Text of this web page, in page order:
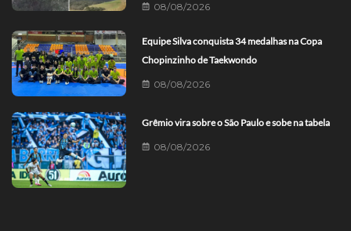
08/08/2026
Equipe Silva conquista 34 medalhas na Copa
Chopinzinho de Taekwondo
08/08/2026
Grêmio vira sobre o São Paulo e sobe na tabela
08/08/2026